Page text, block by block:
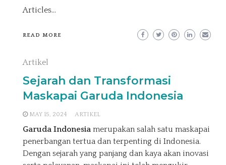
Articles…
READ MORE
Artikel
Sejarah dan Transformasi
Maskapai Garuda Indonesia
MAY 15, 2024 ARTIKEL
Garuda Indonesia merupakan salah satu maskapai
penerbangan tertua dan terpenting di Indonesia.
Dengan sejarah yang panjang dan kaya akan inovasi